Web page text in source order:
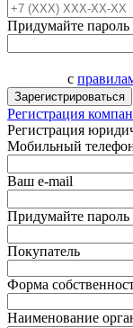
Придумайте пароль
с
Зарегистрироваться
Регистрация
Регистрация
Мобильный
Ваш e-mail
Придумайте пароль
Покупатель
Форма
Наименование